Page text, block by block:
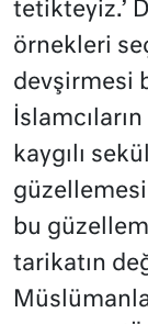
tetikteyiz.’
örnekleri
devşirmesi
kaygılı
güzellemesi
bu
tarikatın